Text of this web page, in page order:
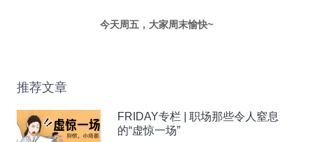
今天周五，大家周末愉快~
推荐文章
FRIDAY专栏 | 职场那些令人窒息
的“虚惊一场”